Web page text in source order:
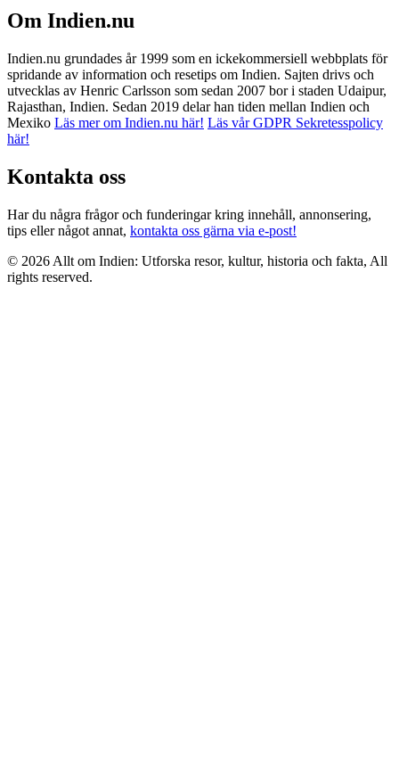
Om Indien.nu
Indien.nu grundades år 1999 som en ickekommersiell webbplats för
spridande av information och resetips om Indien. Sajten drivs och
utvecklas av Henric Carlsson som sedan 2007 bor i staden Udaipur,
Rajasthan, Indien. Sedan 2019 delar han tiden mellan Indien och
Mexiko Läs mer om Indien.nu här! Läs vår GDPR Sekretesspolicy
här!
Kontakta oss
Har du några frågor och funderingar kring innehåll, annonsering,
tips eller något annat, kontakta oss gärna via e-post!
© 2026 Allt om Indien: Utforska resor, kultur, historia och fakta, All
rights reserved.